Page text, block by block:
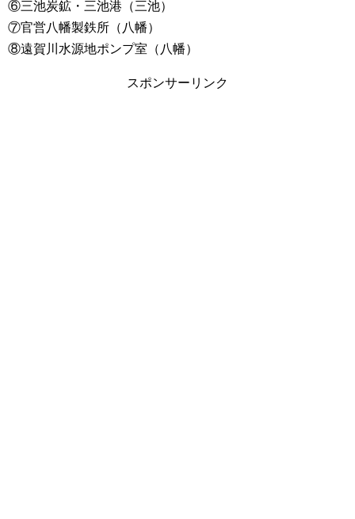
⑥三池炭鉱・三池港（三池）
⑦官営八幡製鉄所（八幡）
⑧遠賀川水源地ポンプ室（八幡）
スポンサーリンク